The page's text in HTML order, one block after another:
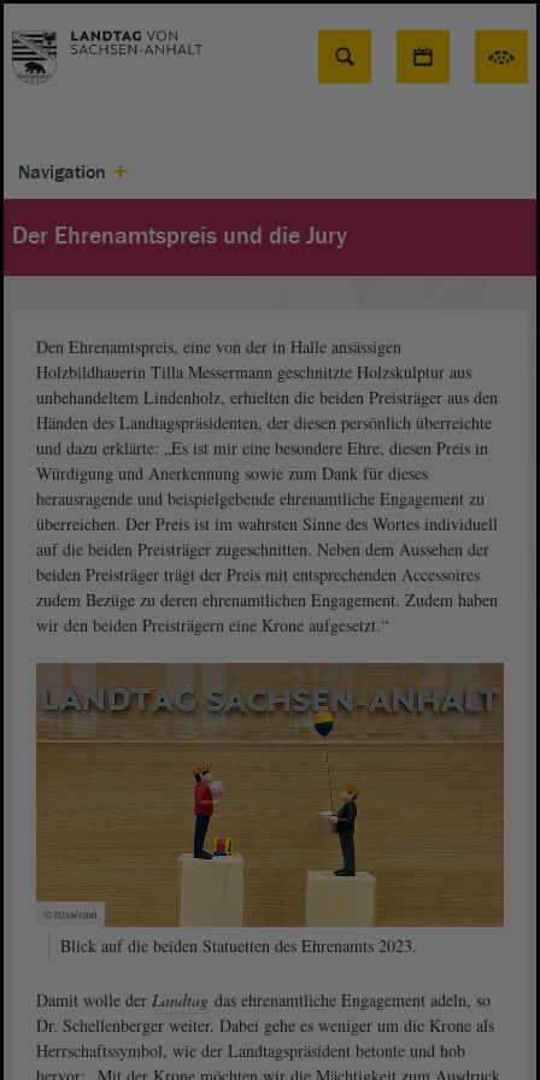
Suche
Navigation
Der Ehrenamtspreis und die Jury
Den Ehrenamtspreis, eine von der in Halle ansässigen
Holzbildhauerin Tilla Messermann geschnitzte Holzskulptur aus
unbehandeltem Lindenholz, erhielten die beiden Preisträger aus den
Händen des Landtagspräsidenten, der diesen persönlich überreichte
und dazu erklärte: „Es ist mir eine besondere Ehre, diesen Preis in
Würdigung und Anerkennung sowie zum Dank für dieses
herausragende und beispielgebende ehrenamtliche Engagement zu
überreichen. Der Preis ist im wahrsten Sinne des Wortes individuell
auf die beiden Preisträger zugeschnitten. Neben dem Aussehen der
beiden Preisträger trägt der Preis mit entsprechenden Accessoires
zudem Bezüge zu deren ehrenamtlichen Engagement. Zudem haben
wir den beiden Preisträgern eine Krone aufgesetzt.“
© ltlsa/smü
Blick auf die beiden Statuetten des Ehrenamts 2023.
Damit wolle der Landtag das ehrenamtliche Engagement adeln, so
Dr. Schellenberger weiter. Dabei gehe es weniger um die Krone als
Herrschaftssymbol, wie der Landtagspräsident betonte und hob
hervor: „Mit der Krone möchten wir die Mächtigkeit zum Ausdruck